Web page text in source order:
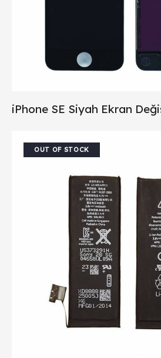
iPhone SE Siyah Ekran
OUT OF STOCK